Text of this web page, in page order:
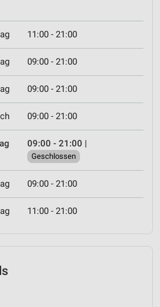
11:00 - 21:00
09:00 - 21:00
09:00 - 21:00
09:00 - 21:00
09:00 - 21:00 |
Geschlossen
09:00 - 21:00
11:00 - 21:00